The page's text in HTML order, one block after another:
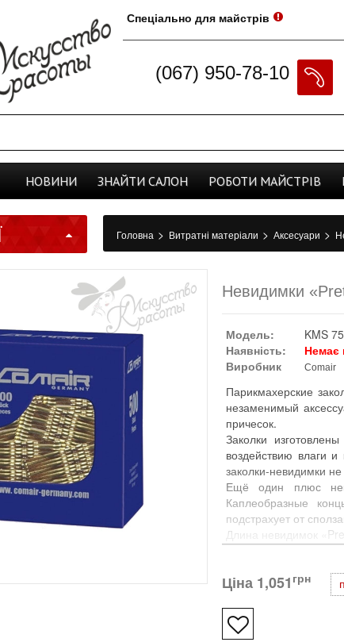
Спеціально для майстрів
(067) 950-78-10
НОВИНИ ЗНАЙТИ CАЛОН РОБОТИ МАЙСТРІВ
Головна > Витратні матеріали > Аксесуари >
Невидимки
Модель:
KMS
Наявність:
Немає
Виробник
Comair
Парикмахерские
незаменимый
причесок.
Заколки
воздействию влаги
заколки-невидимки
Ещё один плюс
Каплеобразные
подстрахует от
Длина невидимок
Цвет золотой.
Ціна 1,051 грн